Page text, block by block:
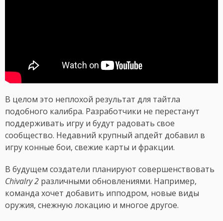
В целом это неплохой результат для тайтла
подобного калибра. Разработчики не перестанут
поддерживать игру и будут радовать свое
сообщество. Недавний крупный апдейт добавил в
игру конные бои, свежие карты и фракции.
В будущем создатели планируют совершенствовать
Chivalry 2 различными обновлениями. Например,
команда хочет добавить ипподром, новые виды
оружия, снежную локацию и многое другое.